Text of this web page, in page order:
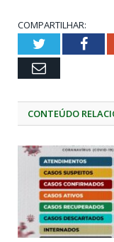
COMPARTILHAR:
Twitter
Email
CONTEÚDO